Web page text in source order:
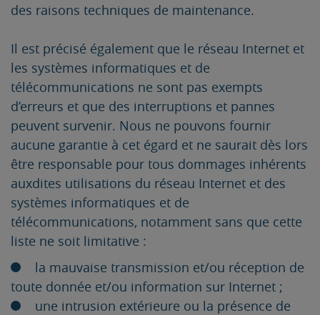
des raisons techniques de maintenance.
Il est précisé également que le réseau Internet et
les systèmes informatiques et de
télécommunications ne sont pas exempts
d’erreurs et que des interruptions et pannes
peuvent survenir. Nous ne pouvons fournir
aucune garantie à cet égard et ne saurait dès lors
être responsable pour tous dommages inhérents
auxdites utilisations du réseau Internet et des
systèmes informatiques et de
télécommunications, notamment sans que cette
liste ne soit limitative :
la mauvaise transmission et/ou réception de
toute donnée et/ou information sur Internet ;
une intrusion extérieure ou la présence de